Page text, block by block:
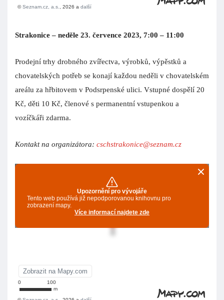
Strakonice – neděle 23. července 2023, 7:00 – 11:00
Prodejní trhy drobného zvířectva, výrobků, výpěstků a
chovatelských potřeb se konají každou neděli v chovatelském
areálu za hřbitovem v Podsrpenské ulici. Vstupné dospělí 20
Kč, děti 10 Kč, členové s permanentní vstupenkou a
vozíčkáři zdarma.
Kontakt na organizátora: cschstrakonice@seznam.cz